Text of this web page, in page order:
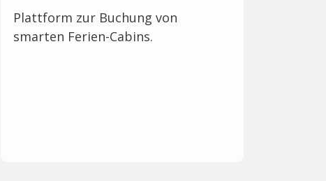
Plattform zur Buchung von
smarten Ferien-Cabins.